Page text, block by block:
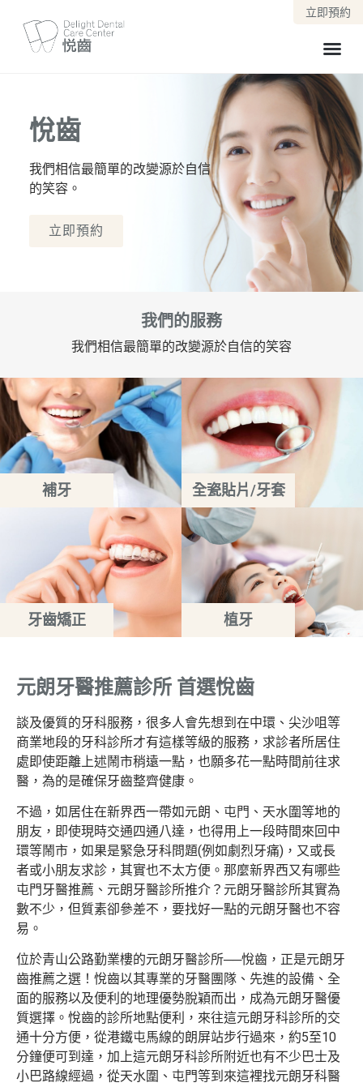
立即預約
悅齒
我們相信最簡單的改變源於自信
的笑容。
立即預約
我們的服務
我們相信最簡單的改變源於自信的笑容
補牙 全瓷貼片/牙套
牙齒矯正 植牙
元朗牙醫推薦診所 首選悅齒
談及優質的牙科服務，很多人會先想到在中環、尖沙咀等
商業地段的牙科診所才有這樣等級的服務，求診者所居住
處即使距離上述鬧市稍遠一點，也願多花一點時間前往求
醫，為的是確保牙齒整齊健康。
不過，如居住在新界西一帶如元朗、屯門、天水圍等地的
朋友，即使現時交通四通八達，也得用上一段時間來回中
環等鬧市，如果是緊急牙科問題(例如劇烈牙痛)，又或長
者或小朋友求診，其實也不太方便。那麼新界西又有哪些
屯門牙醫推薦、元朗牙醫診所推介？元朗牙醫診所其實為
數不少，但質素卻參差不，要找好一點的元朗牙醫也不容
易。
位於青山公路勤業樓的元朗牙醫診所──悅齒，正是元朗牙
齒推薦之選！悅齒以其專業的牙醫團隊、先進的設備、全
面的服務以及便利的地理優勢脫穎而出，成為元朗牙醫優
質選擇。悅齒的診所地點便利，來往這元朗牙科診所的交
通十分方便，從港鐵屯馬線的朗屏站步行過來，約5至10
分鐘便可到達，加上這元朗牙科診所附近也有不少巴士及
小巴路線經過，從天水圍、屯門等到來這裡找元朗牙科醫